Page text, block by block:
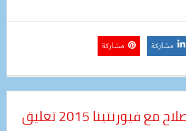
مشاركة مشاركة
جميع اهداف محمد صلاح مع فيورنتينا 2015 تعليق